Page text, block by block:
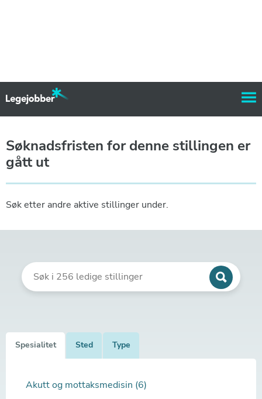
Søknadsfristen for denne stillingen er
gått ut
Søk etter andre aktive stillinger under.
Spesialitet Sted Type
Akutt og mottaksmedisin (6)